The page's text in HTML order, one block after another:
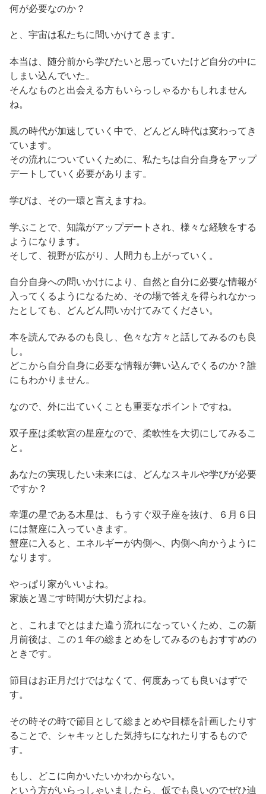
何が必要なのか？
と、宇宙は私たちに問いかけてきます。
本当は、随分前から学びたいと思っていたけど自分の中に
しまい込んでいた。
そんなものと出会える方もいらっしゃるかもしれません
ね。
風の時代が加速していく中で、どんどん時代は変わってき
ています。
その流れについていくために、私たちは自分自身をアップ
デートしていく必要があります。
学びは、その一環と言えますね。
学ぶことで、知識がアップデートされ、様々な経験をする
ようになります。
そして、視野が広がり、人間力も上がっていく。
自分自身への問いかけにより、自然と自分に必要な情報が
入ってくるようになるため、その場で答えを得られなかっ
たとしても、どんどん問いかけてみてください。
本を読んでみるのも良し、色々な方々と話してみるのも良
し。
どこから自分自身に必要な情報が舞い込んでくるのか？誰
にもわかりません。
なので、外に出ていくことも重要なポイントですね。
双子座は柔軟宮の星座なので、柔軟性を大切にしてみるこ
と。
あなたの実現したい未来には、どんなスキルや学びが必要
ですか？
幸運の星である木星は、もうすぐ双子座を抜け、６月６日
には蟹座に入っていきます。
蟹座に入ると、エネルギーが内側へ、内側へ向かうように
なります。
やっぱり家がいいよね。
家族と過ごす時間が大切だよね。
と、これまでとはまた違う流れになっていくため、この新
月前後は、この１年の総まとめをしてみるのもおすすめの
ときです。
節目はお正月だけではなくて、何度あっても良いはずで
す。
その時その時で節目として総まとめや目標を計画したりす
ることで、シャキッとした気持ちになれたりするもので
す。
もし、どこに向かいたいかわからない。
という方がいらっしゃいましたら、仮でも良いのでぜひ辿